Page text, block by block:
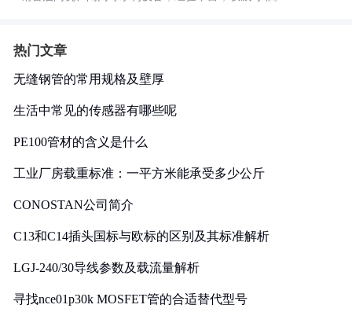
热门文章
无缝钢管的常用规格及壁厚
生活中常见的传感器有哪些呢
PE100管材的含义是什么
工业厂房载重标准：一平方米能承受多少公斤
CONOSTAN公司简介
C13和C14插头国标与欧标的区别及其标准解析
LGJ-240/30导线参数及载流量解析
寻找nce01p30k MOSFET管的合适替代型号